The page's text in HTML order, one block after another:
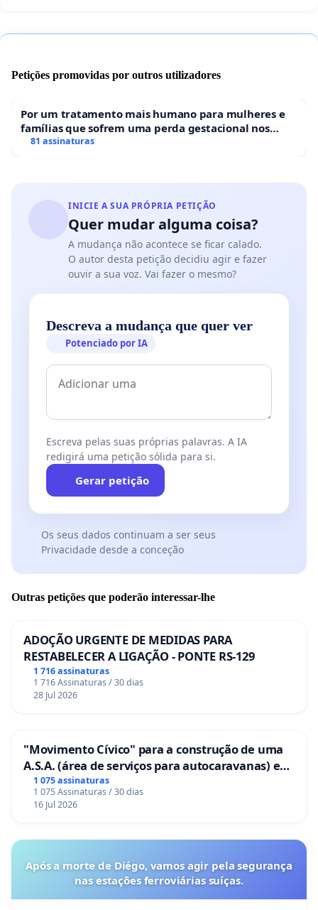
Petições promovidas por outros utilizadores
Por um tratamento mais humano para mulheres e
famílias que sofrem uma perda gestacional nos
hospitais portugueses
81 assinaturas
INICIE A SUA PRÓPRIA PETIÇÃO
Quer mudar alguma coisa?
A mudança não acontece se ficar calado.
O autor desta petição decidiu agir e fazer
ouvir a sua voz. Vai fazer o mesmo?
Descreva a mudança que quer ver
Potenciado por IA
Escreva pelas suas próprias palavras. A IA
redigirá uma petição sólida para si.
Gerar petição
Os seus dados continuam a ser seus
Privacidade desde a conceção
Outras petições que poderão interessar-lhe
ADOÇÃO URGENTE DE MEDIDAS PARA
RESTABELECER A LIGAÇÃO - PONTE RS-129
1 716 assinaturas
1 716 Assinaturas / 30 dias
28 Jul 2026
"Movimento Cívico" para a construção de uma
A.S.A. (área de serviços para autocaravanas) em
Coimbra
1 075 assinaturas
1 075 Assinaturas / 30 dias
16 Jul 2026
Após a morte de Diégo, vamos agir pela segurança
nas estações ferroviárias suíças.